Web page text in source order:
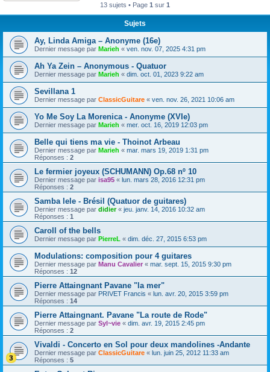
13 sujets • Page 1 sur 1
Sujets
Ay, Linda Amiga – Anonyme (16e)
Dernier message par Marieh « ven. nov. 07, 2025 4:31 pm
Ah Ya Zein – Anonymous - Quatuor
Dernier message par Marieh « dim. oct. 01, 2023 9:22 am
Sevillana 1
Dernier message par ClassicGuitare « ven. nov. 26, 2021 10:06 am
Yo Me Soy La Morenica - Anonyme (XVIe)
Dernier message par Marieh « mer. oct. 16, 2019 12:03 pm
Belle qui tiens ma vie - Thoinot Arbeau
Dernier message par Marieh « mar. mars 19, 2019 1:31 pm
Réponses : 2
Le fermier joyeux (SCHUMANN) Op.68 nº 10
Dernier message par isa95 « lun. mars 28, 2016 12:31 pm
Réponses : 2
Samba lele - Brésil (Quatuor de guitares)
Dernier message par didier« jeu. janv. 14, 2016 10:32 am
Réponses : 1
Caroll of the bells
Dernier message par PierreL « dim. déc. 27, 2015 6:53 pm
Modulations: composition pour 4 guitares
Dernier message par Manu Cavalier « mar. sept. 15, 2015 9:30 pm
Réponses : 12
Pierre Attaingnant Pavane "la mer"
Dernier message par PRIVET Francis « lun. avr. 20, 2015 3:59 pm
Réponses : 14
Pierre Attaingnant. Pavane "La route de Rode"
Dernier message par Syl~vie « dim. avr. 19, 2015 2:45 pm
Réponses : 2
Vivaldi - Concerto en Sol pour deux mandolines -Andante
Dernier message par ClassicGuitare « lun. juin 25, 2012 11:33 am
Réponses : 5